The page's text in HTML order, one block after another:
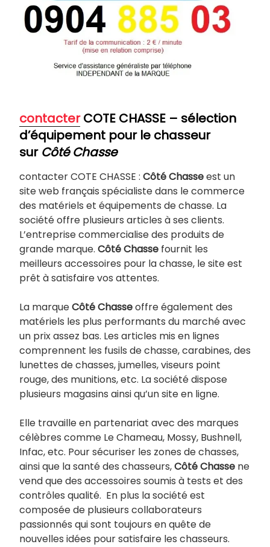
contacterCOTE CHASSE – sélection
d’équipement pour le chasseur
sur Côté Chasse
contacter COTE CHASSE : Côté Chasseest un
site web français spécialiste dans le commerce
des matériels et équipements de chasse. La
société offre plusieurs articles à ses clients.
L’entreprise commercialise des produits de
grande marque. Côté Chasse fournit les
meilleurs accessoires pour la chasse, le site est
prêt à satisfaire vos attentes.
La marqueCôté Chasseoffre également des
matériels les plus performants du marché avec
un prix assez bas. Les articles mis en lignes
comprennent les fusils de chasse, carabines, des
lunettes de chasses, jumelles, viseurs point
rouge, des munitions, etc. La société dispose
plusieurs magasins ainsi qu’un site en ligne.
Elle travaille en partenariat avec des marques
célèbres comme Le Chameau, Mossy, Bushnell,
Infac, etc. Pour sécuriser les zones de chasses,
ainsi que la santé des chasseurs,Côté Chasse ne
vend que des accessoires soumis à tests et des
contrôles qualité. En plus la société est
composée de plusieurs collaborateurs
passionnés qui sont toujours en quête de
nouvelles idées pour satisfaire les chasseurs.